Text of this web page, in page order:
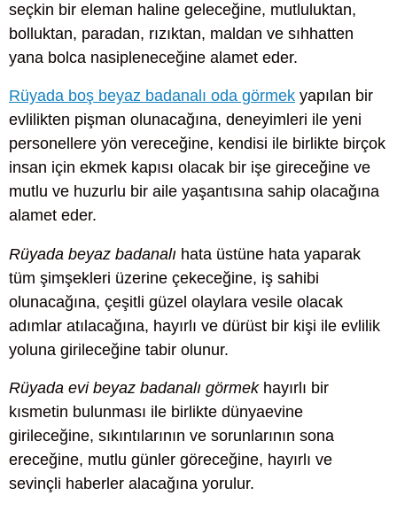
seçkin bir eleman haline geleceğine, mutluluktan,
bolluktan, paradan, rızıktan, maldan ve sıhhatten
yana bolca nasipleneceğine alamet eder.
Rüyada boş beyaz badanalı oda görmek yapılan bir
evlilikten pişman olunacağına, deneyimleri ile yeni
personellere yön vereceğine, kendisi ile birlikte birçok
insan için ekmek kapısı olacak bir işe gireceğine ve
mutlu ve huzurlu bir aile yaşantısına sahip olacağına
alamet eder.
Rüyada beyaz badanalı hata üstüne hata yaparak
tüm şimşekleri üzerine çekeceğine, iş sahibi
olunacağına, çeşitli güzel olaylara vesile olacak
adımlar atılacağına, hayırlı ve dürüst bir kişi ile evlilik
yoluna girileceğine tabir olunur.
Rüyada evi beyaz badanalı görmekhayırlı bir
kısmetin bulunması ile birlikte dünyaevine
girileceğine, sıkıntılarının ve sorunlarının sona
ereceğine, mutlu günler göreceğine, hayırlı ve
sevinçli haberler alacağına yorulur.